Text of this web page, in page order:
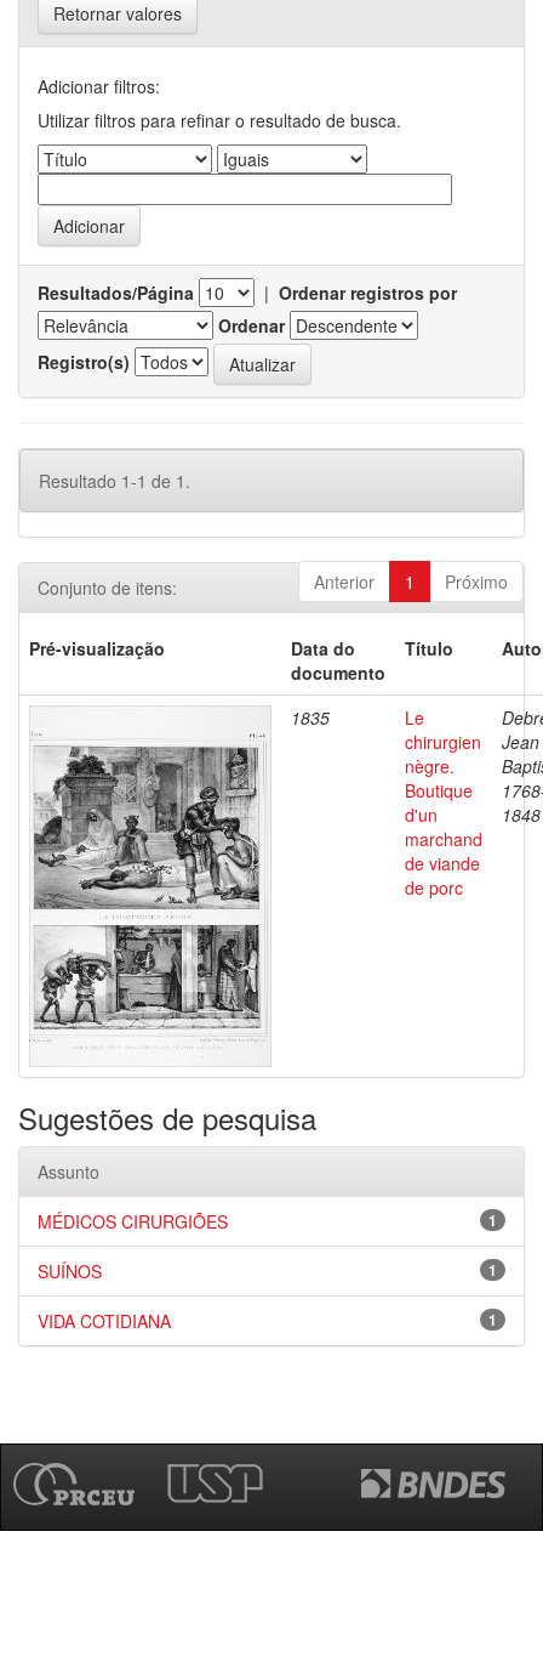
Retornar valores
Adicionar filtros:
Utilizar filtros para refinar o resultado de busca.
Resultados/Página | Ordenar registros por
Ordenar
Registro(s)
Resultado 1-1 de 1.
Anterior 1 Próximo
Conjunto de itens:
Pré-visualização
Data do
documento
Título
1835
Le
chirurgien
nègre.
Boutique
d'un
marchand
de viande
de porc
Jean
1848
Sugestões de pesquisa
Assunto
1
MÉDICOS CIRURGIÕES
1
SUÍNOS
1
VIDA COTIDIANA